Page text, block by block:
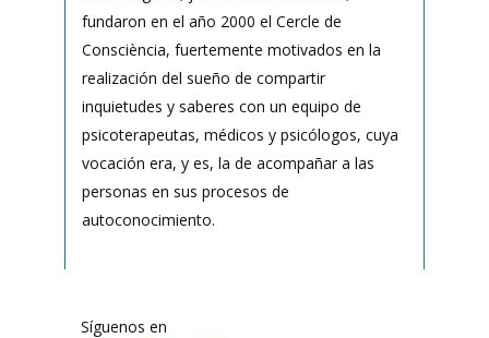
fundaron en el año 2000 el Cercle de
Consciència, fuertemente motivados en la
realización del sueño de compartir
inquietudes y saberes con un equipo de
psicoterapeutas, médicos y psicólogos, cuya
vocación era, y es, la de acompañar a las
personas en sus procesos de
autoconocimiento.
Síguenos en